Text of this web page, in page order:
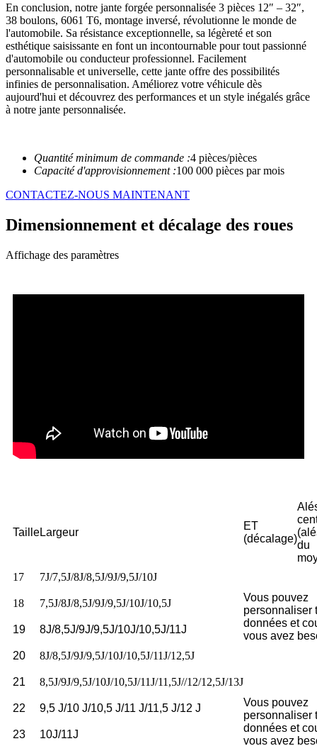
En conclusion, notre jante forgée personnalisée 3 pièces 12″ – 32″,
38 boulons, 6061 T6, montage inversé, révolutionne le monde de
l'automobile. Sa résistance exceptionnelle, sa légèreté et son
esthétique saisissante en font un incontournable pour tout passionné
d'automobile ou conducteur professionnel. Facilement
personnalisable et universelle, cette jante offre des possibilités
infinies de personnalisation. Améliorez votre véhicule dès
aujourd'hui et découvrez des performances et un style inégalés grâce
à notre jante personnalisée.
Quantité minimum de commande :4 pièces/pièces
Capacité d'approvisionnement :100 000 pièces par mois
CONTACTEZ-NOUS MAINTENANT
Dimensionnement et décalage des roues
Affichage des paramètres
TailleLargeur
ET
(décalage)
du
17
7J/7,5J/8J/8,5J/9J/9,5J/10J
Vous pouvez
personnaliser
données et
vous avez
18 7,5J/8J/8,5J/9J/9,5J/10J/10,5J
19 8J/8,5J/9J/9,5J/10J/10,5J/11J
20 8J/8,5J/9J/9,5J/10J/10,5J/11J/12,5J
21
8,5J/9J/9,5J/10J/10,5J/11J/11,5J//12/12,5J/13J
Vous pouvez
personnaliser
données et
vous avez
22 9,5 J/10 J/10,5 J/11 J/11,5 J/12 J
23 10J/11J